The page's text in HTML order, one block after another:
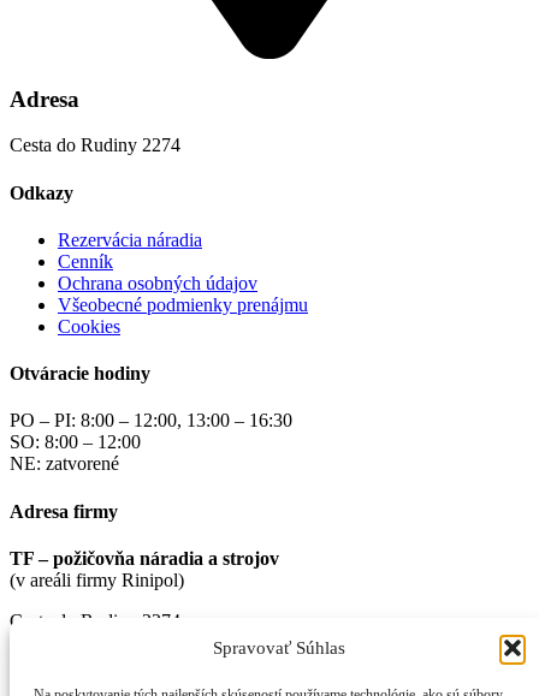
Spravovať Súhlas
Adresa
Cesta do Rudiny 2274
Odkazy
Rezervácia náradia
Cenník
Ochrana osobných údajov
Všeobecné podmienky prenájmu
Cookies
Otváracie hodiny
PO – PI: 8:00 – 12:00, 13:00 – 16:30
SO: 8:00 – 12:00
NE: zatvorené
Adresa firmy
TF – požičovňa náradia a strojov
(v areáli firmy Rinipol)
Cesta do Rudiny 2274